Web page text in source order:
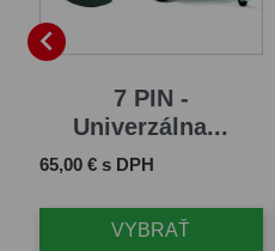

7 PIN -
Univerzálna...
Cena
65,00 € s DPH
VYBRAŤ